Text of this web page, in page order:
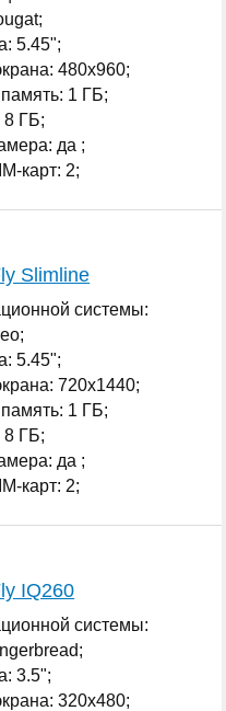
5.45";
480x960;
1 ГБ;
8 ГБ;
да ;
карт: 2;
Slimline
системы:
5.45";
720x1440;
1 ГБ;
8 ГБ;
да ;
карт: 2;
IQ260
системы:
3.5";
320x480;